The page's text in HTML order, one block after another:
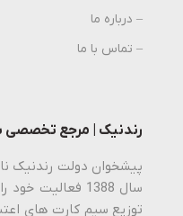
– درباره ما
– تماس با ما
رندنیک | مرجع تخصصی
توزیع سیم کارت های